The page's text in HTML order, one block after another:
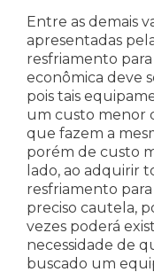
Entre as demais
apresentadas
resfriamento para
econômica deve
pois tais
um custo menor
que fazem a
porém de custo
lado, ao adquirir
resfriamento
preciso cautela,
vezes poderá
necessidade de
buscado um